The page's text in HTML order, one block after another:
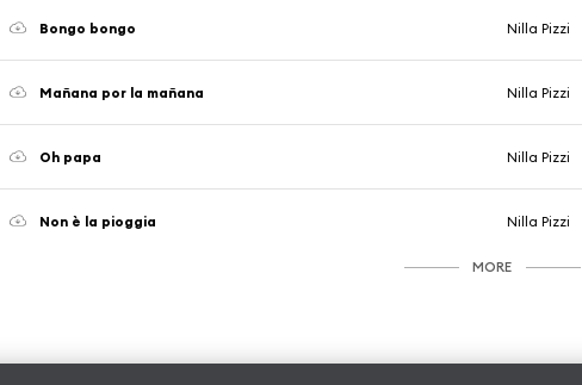
Bongo bongo Nilla Pizzi
Mañana por la mañana Nilla Pizzi
Oh papa Nilla Pizzi
Non è la pioggia Nilla Pizzi
MORE